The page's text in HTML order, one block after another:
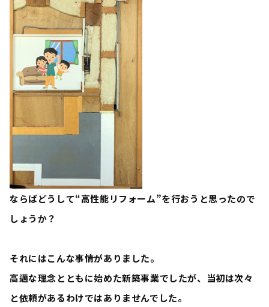
ならばどうして“高性能リフォーム”を行おうと思ったので
しょうか？
それにはこんな事情がありました。
高邁な理念とともに始めた新築事業でしたが、
当初は次々
と依頼があるわけではありませんでした。